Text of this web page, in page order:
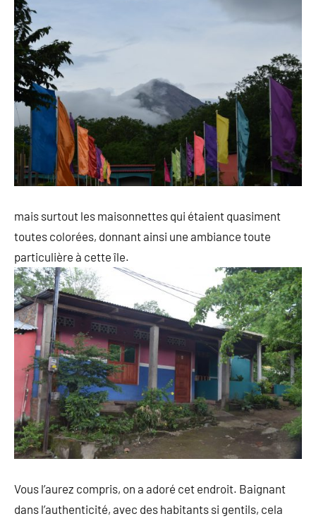
mais surtout les maisonnettes qui étaient quasiment
toutes colorées, donnant ainsi une ambiance toute
particulière à cette île.
Vous l’aurez compris, on a adoré cet endroit. Baignant
dans l’authenticité, avec des habitants si gentils, cela